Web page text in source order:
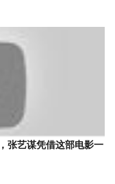
张艺谋凭借这部电影一